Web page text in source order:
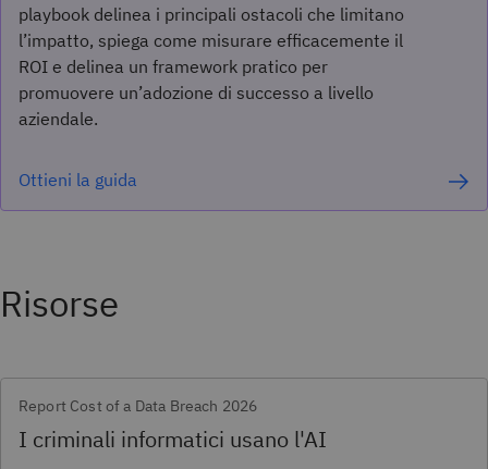
playbook delinea i principali ostacoli che limitano
l’impatto, spiega come misurare efficacemente il
ROI e delinea un framework pratico per
promuovere un’adozione di successo a livello
aziendale.
Ottieni la guida
Risorse
Report Cost of a Data Breach 2026
I criminali informatici usano l'AI